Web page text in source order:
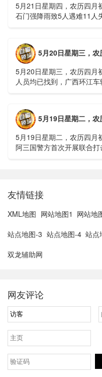
5月21日星期四，农历四月
石门强降雨致5人遇难11人
5月20日星期三，
5月20日星期三，农历四月
人员均已找到，广西环江
5月19日星期二，
5月19日星期二，农历四月
阿三国警方首次开展联合
友情链接
XML地图 网站地图1 网站地
站点地图-3 站点地图-4 站点
双龙辅助网
网友评论